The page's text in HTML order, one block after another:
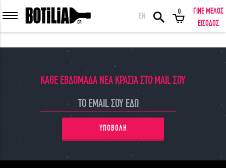
ΕΙΣΟΔΟΣ ΜΕΛΩΝ
Ξέχασα τον κωδικό μου!
ΕΙΣΟΔΟΣ ΜΕ FACEBOOK
EN
0
ΓΙΝΕ ΜΕΛΟΣ
ΕΙΣΟΔΟΣ
ΚΑΘΕ ΕΒΔΟΜΑΔΑ ΝΕΑ ΚΡΑΣΙΑ ΣΤΟ MAIL ΣΟΥ
ΥΠΟΒΟΛΗ